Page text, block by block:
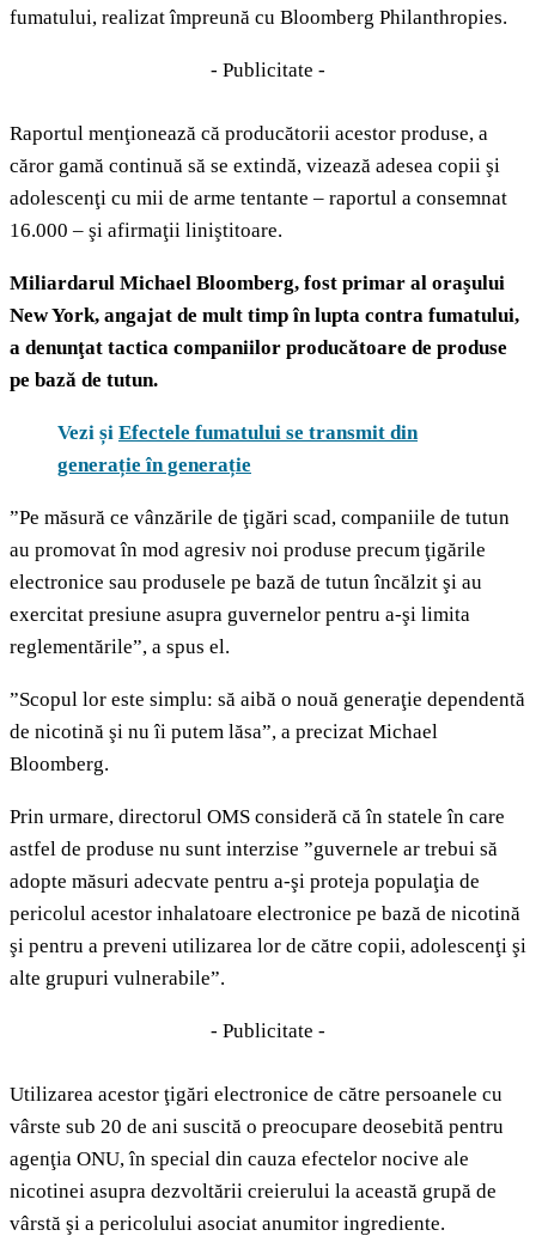
fumatului, realizat împreună cu Bloomberg Philanthropies.
- Publicitate -
Raportul menţionează că producătorii acestor produse, a
căror gamă continuă să se extindă, vizează adesea copii şi
adolescenţi cu mii de arme tentante – raportul a consemnat
16.000 – şi afirmaţii liniştitoare.
Miliardarul Michael Bloomberg, fost primar al oraşului
New York, angajat de mult timp în lupta contra fumatului,
a denunţat tactica companiilor producătoare de produse
pe bază de tutun.
Vezi și Efectele fumatului se transmit din
generație în generație
”Pe măsură ce vânzările de ţigări scad, companiile de tutun
au promovat în mod agresiv noi produse precum ţigările
electronice sau produsele pe bază de tutun încălzit şi au
exercitat presiune asupra guvernelor pentru a-şi limita
reglementările”, a spus el.
”Scopul lor este simplu: să aibă o nouă generaţie dependentă
de nicotină şi nu îi putem lăsa”, a precizat Michael
Bloomberg.
Prin urmare, directorul OMS consideră că în statele în care
astfel de produse nu sunt interzise ”guvernele ar trebui să
adopte măsuri adecvate pentru a-şi proteja populaţia de
pericolul acestor inhalatoare electronice pe bază de nicotină
şi pentru a preveni utilizarea lor de către copii, adolescenţi şi
alte grupuri vulnerabile”.
- Publicitate -
Utilizarea acestor ţigări electronice de către persoanele cu
vârste sub 20 de ani suscită o preocupare deosebită pentru
agenţia ONU, în special din cauza efectelor nocive ale
nicotinei asupra dezvoltării creierului la această grupă de
vârstă şi a pericolului asociat anumitor ingrediente.